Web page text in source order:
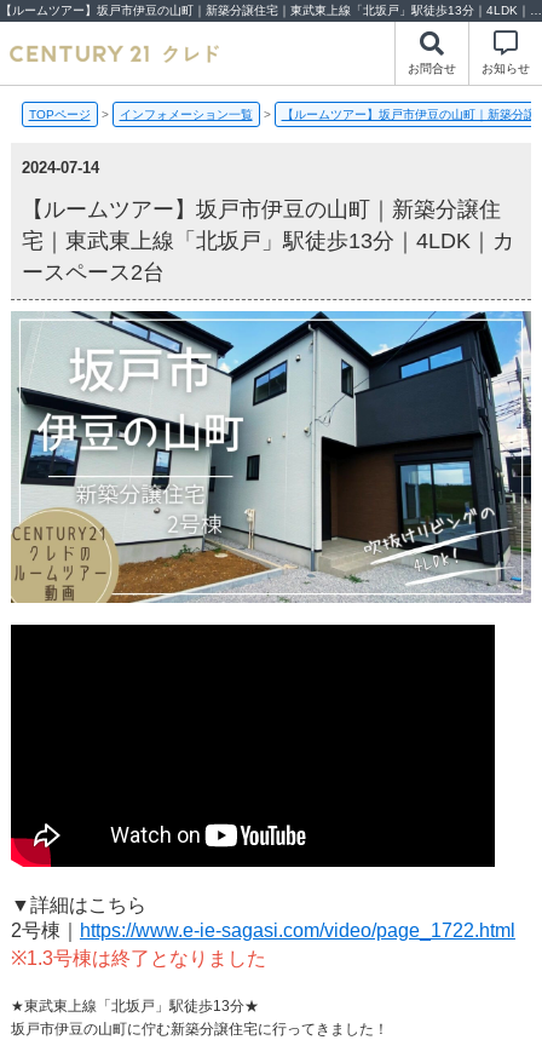
お問合せ お知らせ
TOPページ > インフォメーション一覧 > 【ルームツアー】坂戸市伊豆の山町｜新築分
2024-07-14
【ルームツアー】坂戸市伊豆の山町｜新築分譲住
宅｜東武東上線「北坂戸」駅徒歩13分｜4LDK｜カ
ースペース2台
▼詳細はこちら
2号棟｜
https://www.e-ie-sagasi.com/video/page_1722.html
※1.3号棟は終了となりました
★東武東上線「北坂戸」駅徒歩13分★
坂戸市伊豆の山町に佇む新築分譲住宅に行ってきました！